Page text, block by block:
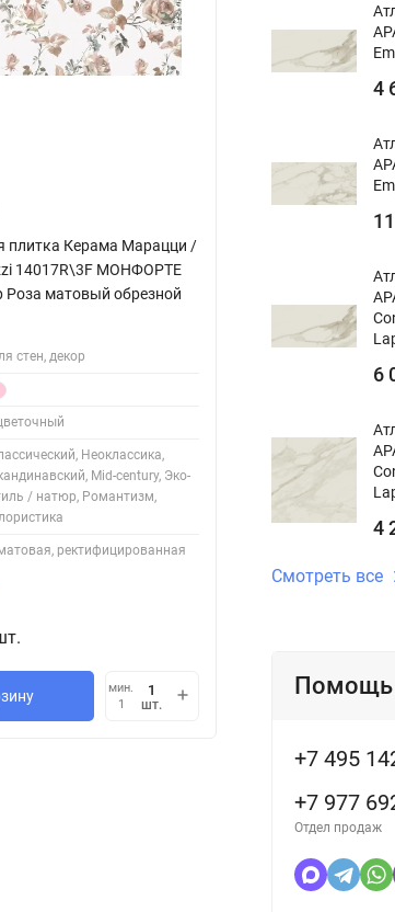
плитка Керама Марацци /
14017R\3F МОНФОРТЕ
Роза матовый обрезной
стен, декор
Неоклассика,
Mid-century, Эко-
/ натюр, Романтизм,
ректифицированная
мин.
1
шт.
4
6
4
Смотреть все
Помощь
+7 495
+7 977
Отдел продаж